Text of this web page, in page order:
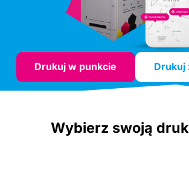
Drukuj w punkcie Drukuj
Wybierz swoją